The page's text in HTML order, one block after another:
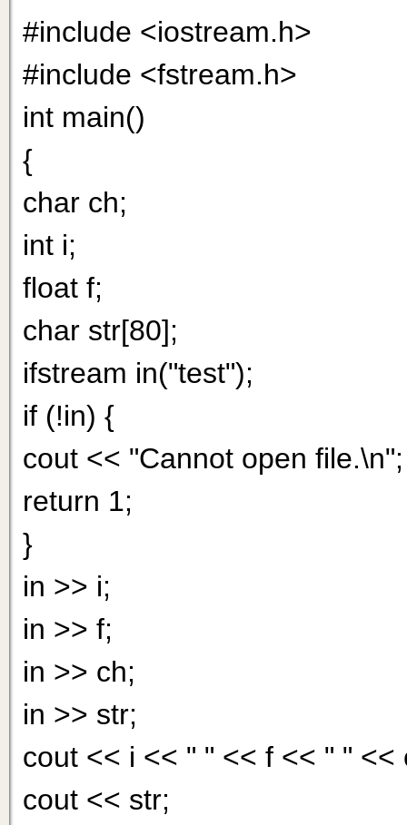
#include <iostream.h>
#include <fstream.h>
int main()
{
char ch;
int i;
float f;
char str[80];
ifstream in("test");
if (!in) {
cout << "Cannot open file.\n";
return 1;
}
in >> i;
in >> f;
in >> ch;
in >> str;
cout << i << " " << f << " " <<
cout << str;